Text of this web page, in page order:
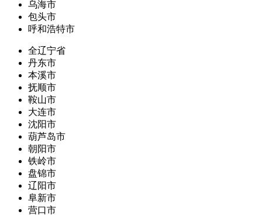
乌海市
包头市
呼和浩特市
全辽宁省
丹东市
本溪市
抚顺市
鞍山市
大连市
沈阳市
葫芦岛市
朝阳市
铁岭市
盘锦市
辽阳市
阜新市
营口市